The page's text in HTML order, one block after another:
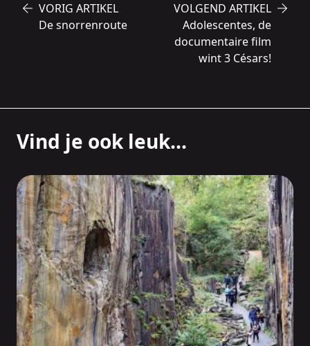
VORIG ARTIKEL
De snorrenroute
VOLGEND ARTIKEL
Adolescentes, de
documentaire film
wint 3 Césars!
Vind je ook leuk...